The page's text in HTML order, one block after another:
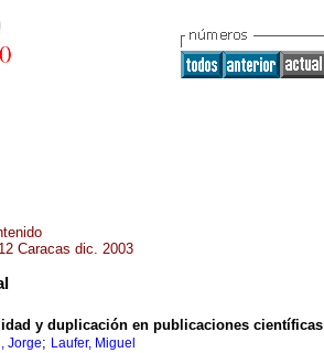
Caracas dic. 2003
y duplicación en publicaciones científicas
Jorge; Laufer, Miguel